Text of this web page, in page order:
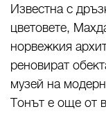
Известна с
цветовете,
норвежкия
реновират
музей на
Тонът е още от